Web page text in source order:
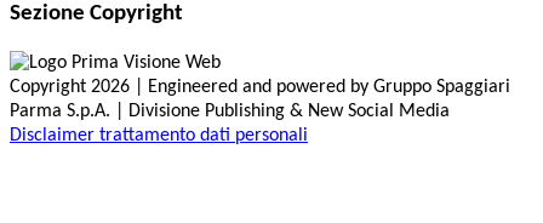
Sezione Copyright
Copyright 2026 | Engineered and powered by Gruppo Spaggiari
Parma S.p.A. | Divisione Publishing & New Social Media
Disclaimer trattamento dati personali